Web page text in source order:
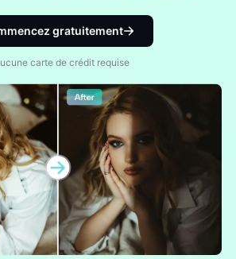
gratuitement
carte de crédit requise